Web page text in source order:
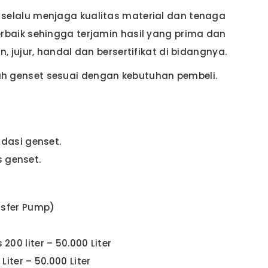
menjaga kualitas material dan tenaga
sehingga terjamin hasil yang prima dan
jujur, handal dan bersertifikat di bidangnya.
genset sesuai dengan kebutuhan pembeli.
genset.
genset.
Pump)
liter – 50.000 Liter
– 50.000 Liter